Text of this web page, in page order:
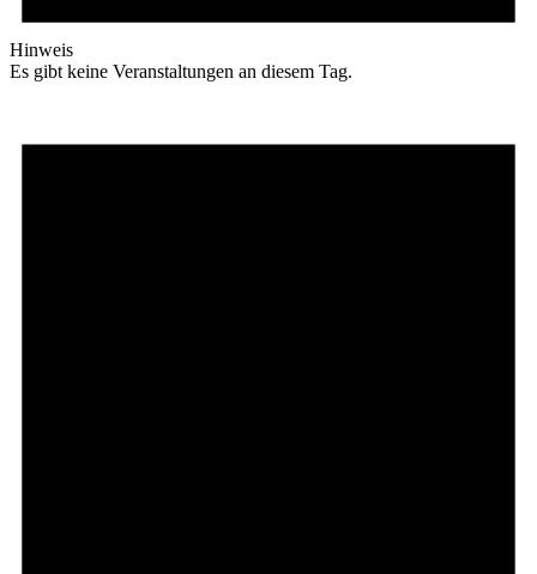
Hinweis
Es gibt keine Veranstaltungen an diesem Tag.